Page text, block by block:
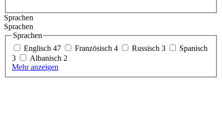
Sprachen
Sprachen
Sprachen
Englisch 47 Französisch 4 Russisch 3
Spanisch
3
Albanisch 2
Mehr anzeigen